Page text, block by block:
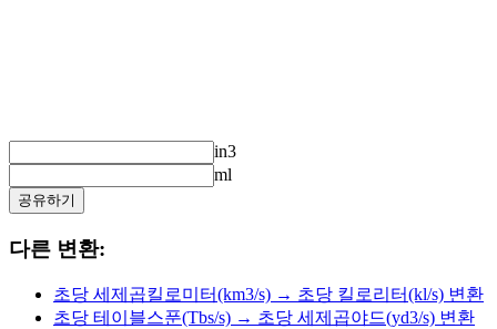
in3
ml
공유하기
다른 변환:
초당 세제곱킬로미터(km3/s) → 초당 킬로리터(kl/s) 변환
초당 테이블스푼(Tbs/s) → 초당 세제곱야드(yd3/s) 변환